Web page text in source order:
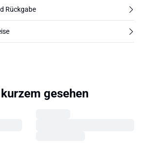
Rückgabe
gesehen